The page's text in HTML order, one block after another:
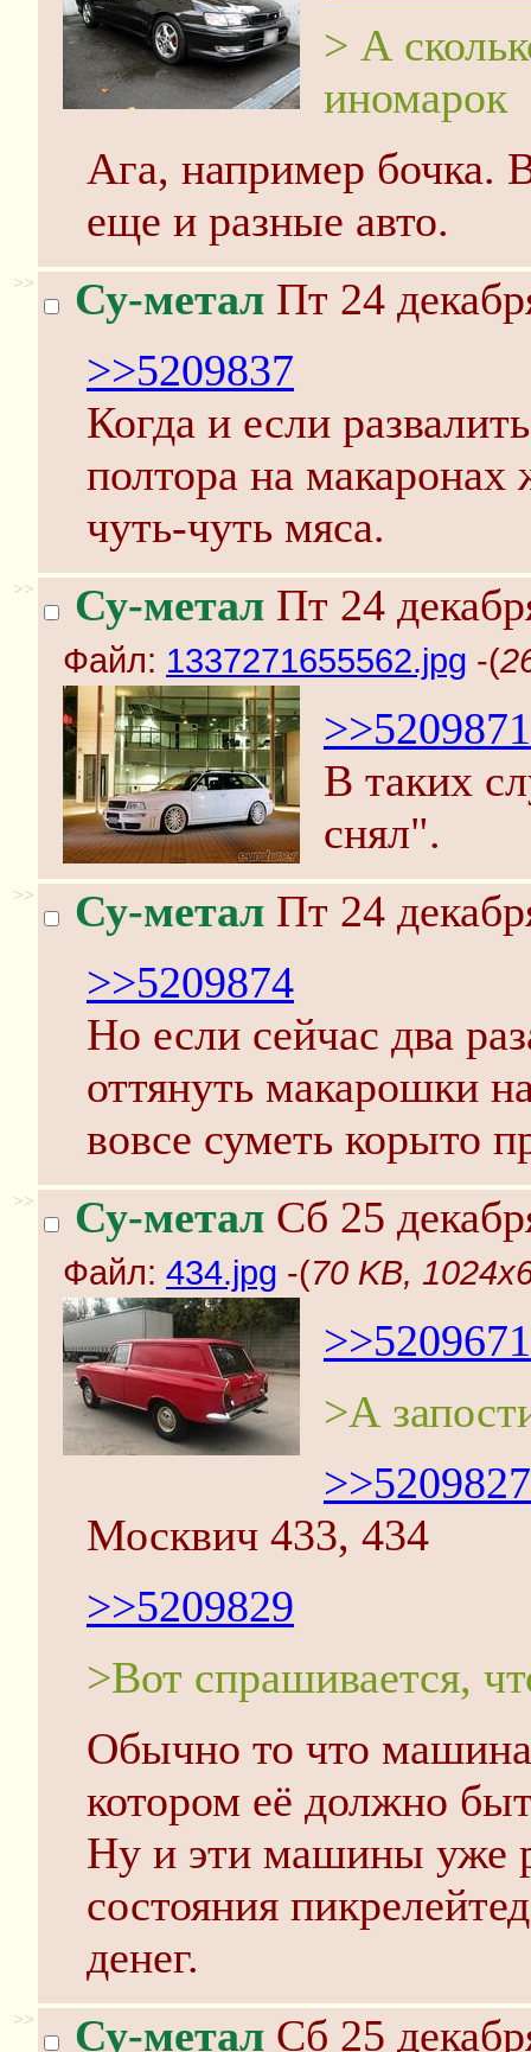
> А
иномарок
Ага, например бочка.
еще и разные авто.
>> Су-метал Пт 24
>>5209837
Когда и если
полтора на макаронах
чуть-чуть мяса.
>> Су-метал Пт 24
Файл: 1337271655562.jpg -(
>>5209871
В таких
снял".
>> Су-метал Пт 24
>>5209874
Но если сейчас два
оттянуть макарошки
вовсе суметь корыто
>> Су-метал Сб 25
Файл: 434.jpg -(70 KB,
>>5209671
>А
>>5209827
Москвич 433, 434
>>5209829
>Вот спрашивается,
Обычно то что машина
котором её должно
Ну и эти машины уже
состояния
денег.
>> Су-метал Сб 25